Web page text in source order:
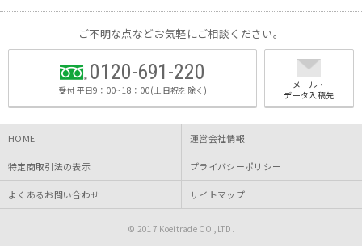
ご不明な点などお気軽にご相談ください。
0120-691-220
受付 平日9：00~18：00(土日祝を除く)
メール・
データ入稿先
HOME 運営会社情報
特定商取引法の表示 プライバシーポリシー
よくあるお問い合わせ サイトマップ
© 2017 Koeitrade CO.,LTD.